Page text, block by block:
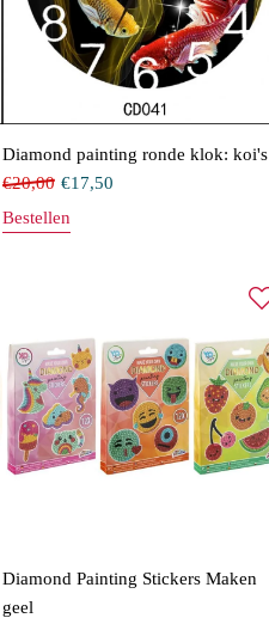
Diamond painting ronde klok: koi's
€20,00 €17,50
Bestellen
Diamond Painting Stickers Maken
geel